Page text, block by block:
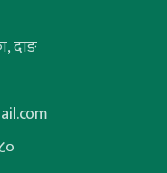
दाङ